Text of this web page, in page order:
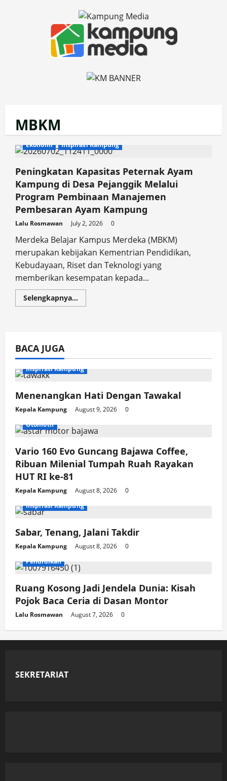
MBKM
Ekonomi Inspirasi Kampung
Peningkatan Kapasitas Peternak Ayam
Kampung di Desa Pejanggik Melalui
Program Pembinaan Manajemen
Pembesaran Ayam Kampung
Lalu Rosmawan July 2, 2026 0
Merdeka Belajar Kampus Merdeka (MBKM)
merupakan kebijakan Kementrian Pendidikan,
Kebudayaan, Riset dan Teknologi yang
memberikan kesempatan kepada...
Selengkapnya...Read
more
Desa
Pejanggik
Melalui
Pembinaan
Manajemen
Ayam
BACA JUGA
Inspirasi Kampung
Menenangkan Hati Dengan Tawakal
Kepala Kampung August 9, 2026
0
Otomotif
Vario 160 Evo Guncang Bajawa Coffee,
Ribuan Milenial Tumpah Ruah Rayakan
HUT RI ke-81
Kepala Kampung August 8, 2026
0
Inspirasi Kampung
Sabar, Tenang, Jalani Takdir
Kepala Kampung August 8, 2026
0
Pendidikan
Ruang Kosong Jadi Jendela Dunia: Kisah
Pojok Baca Ceria di Dasan Montor
Lalu Rosmawan August 7, 2026 0
SEKRETARIAT